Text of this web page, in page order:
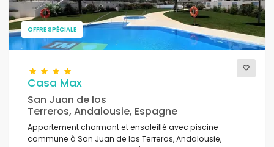
OFFRE SPÉCIALE
Casa Max
San Juan de los
Terreros, Andalousie, Espagne
Appartement charmant et ensoleillé avec piscine
commune à San Juan de los Terreros, Andalousie,